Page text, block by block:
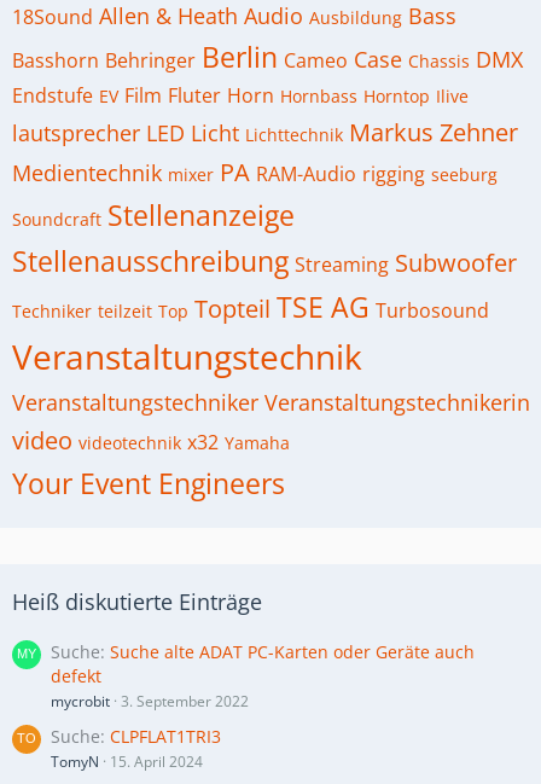
18Sound Allen & Heath Audio Ausbildung Bass
Basshorn Behringer Berlin Cameo Case Chassis DMX
Endstufe EV Film Fluter Horn Hornbass Horntop Ilive
lautsprecher LED Licht Lichttechnik Markus Zehner
Medientechnik mixer PA RAM-Audio rigging seeburg
Soundcraft Stellenanzeige
Stellenausschreibung Streaming Subwoofer
Techniker teilzeit Top Topteil TSE AG Turbosound
Veranstaltungstechnik
Veranstaltungstechniker Veranstaltungstechnikerin
video videotechnik x32 Yamaha
Your Event Engineers
Heiß diskutierte Einträge
Suche Suche alte ADAT PC-Karten oder Geräte auch
defekt
mycrobit 3. September 2022
Suche CLPFLAT1TRI3
TomyN 15. April 2024